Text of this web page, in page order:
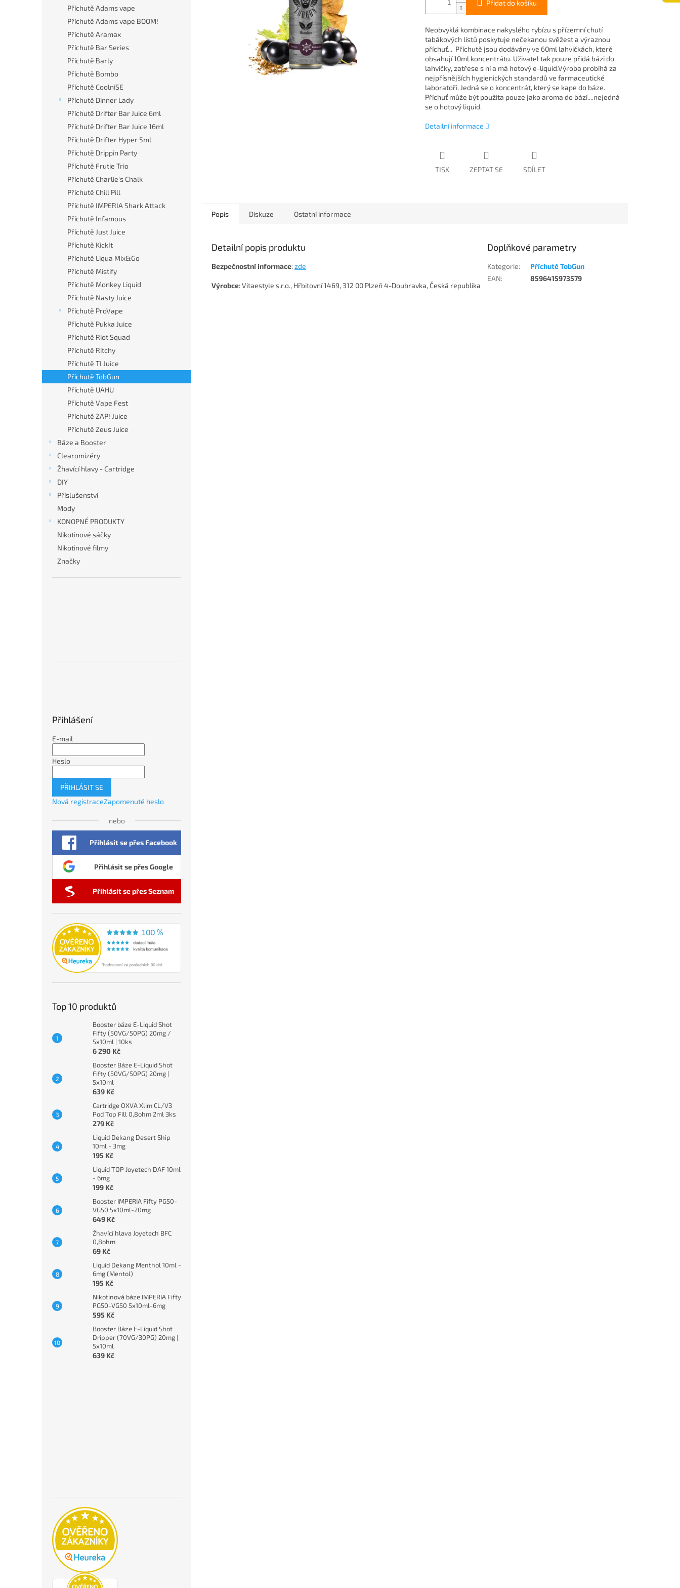
Příchutě Adams vape
Příchutě Adams vape BOOM!
Příchutě Aramax
Příchutě Bar Series
Příchutě Barly
Příchutě Bombo
Příchutě CoolniSE
Příchutě Dinner Lady
Příchutě Drifter Bar Juice 6ml
Příchutě Drifter Bar Juice 16ml
Příchutě Drifter Hyper 5ml
Příchutě Drippin Party
Příchutě Frutie Trio
Příchutě Charlie's Chalk
Příchutě Chill Pill
Příchutě IMPERIA Shark Attack
Příchutě Infamous
Příchutě Just Juice
Příchutě KickIt
Příchutě Liqua Mix&Go
Příchutě Mistify
Příchutě Monkey Liquid
Příchutě Nasty Juice
Příchutě ProVape
Příchutě Pukka Juice
Příchutě Riot Squad
Příchutě Ritchy
Příchutě TI Juice
Příchutě TobGun
Příchutě UAHU
Příchutě Vape Fest
Příchutě ZAP! Juice
Příchutě Zeus Juice
Báze a Booster
Clearomizéry
Žhavící hlavy - Cartridge
DIY
Příslušenství
Mody
KONOPNÉ PRODUKTY
Nikotinové sáčky
Nikotinové filmy
Značky
Přihlášení
E-mail
Heslo
PŘIHLÁSIT SE
Nová registraceZapomenuté heslo
nebo
Přihlásit se přes Facebook
Přihlásit se přes Google
Přihlásit se přes Seznam
Top 10 produktů
Booster báze E-Liquid Shot
Fifty (50VG/50PG) 20mg /
5x10ml | 10ks
6 290 Kč
Booster Báze E-Liquid Shot
Fifty (50VG/50PG) 20mg |
5x10ml
639 Kč
Cartridge OXVA Xlim CL/V3
Pod Top Fill 0,8ohm 2ml 3ks
279 Kč
Liquid Dekang Desert Ship
10ml - 3mg
195 Kč
Liquid TOP Joyetech DAF 10ml
- 6mg
199 Kč
Booster IMPERIA Fifty PG50-
VG50 5x10ml-20mg
649 Kč
Žhavící hlava Joyetech BFC
0,8ohm
69 Kč
Liquid Dekang Menthol 10ml -
6mg (Mentol)
195 Kč
Nikotinová báze IMPERIA Fifty
PG50-VG50 5x10ml-6mg
595 Kč
Booster Báze E-Liquid Shot
Dripper (70VG/30PG) 20mg |
5x10ml
639 Kč
Přidat do košíku
Neobvyklá kombinace nakyslého rybízu s přízemní chutí
tabákových listů poskytuje nečekanou svěžest a výraznou
příchuť... Příchutě jsou dodávány ve 60ml lahvičkách, které
obsahují 10ml koncentrátu. Uživatel tak pouze přidá bázi do
lahvičky, zatřese s ní a má hotový e-liquid.Výroba probíhá za
nejpřísnějších hygienických standardů ve farmaceutické
laboratoři. Jedná se o koncentrát, který se kape do báze.
Příchuť může být použita pouze jako aroma do bází....nejedná
se o hotový liquid.
Detailní informace
TISK ZEPTAT SE SDÍLET
Popis Diskuze Ostatní informace
Detailní popis produktu
Bezpečnostní informace:zde
Výrobce: Vitaestyle s.r.o., Hřbitovní 1469, 312 00 Plzeň 4-Doubravka, Česká republika
Doplňkové parametry
Kategorie:
Příchutě TobGun
EAN: 8596415973579